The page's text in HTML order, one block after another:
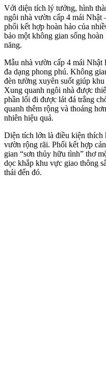
Với diện tích lý tưởng, hình
ngôi nhà vườn cấp 4 mái Nhật
phối kết hợp hoàn hảo của
bảo một không gian sống
năng.
Mẫu nhà vườn cấp 4 mái Nhật
đa dạng phong phú. Không
đèn tường xuyên suốt giúp
Xung quanh ngôi nhà được
phần lối đi được lát đá trắng
quanh thêm rộng và thoáng
nhiên hiệu quả.
Diện tích lớn là điều kiện thích
vườn rộng rãi. Phối kết hợp
gian “sơn thủy hữu tình” thơ
dọc khắp khu vực giao thông
thái đến đó.